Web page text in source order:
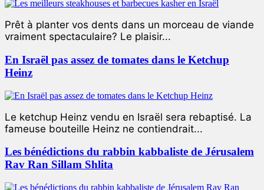
Prêt à planter vos dents dans un morceau de viande
vraiment spectaculaire? Le plaisir...
En Israël pas assez de tomates dans le Ketchup
Heinz
Le ketchup Heinz vendu en Israël sera rebaptisé. La
fameuse bouteille Heinz ne contiendrait...
Les bénédictions du rabbin kabbaliste de Jérusalem
Rav Ran Sillam Shlita